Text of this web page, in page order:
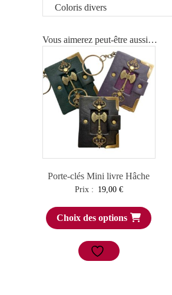
Coloris divers
Vous aimerez peut-être aussi…
Porte-clés Mini livre Hâche
Prix : 19,00 €
Choix des options